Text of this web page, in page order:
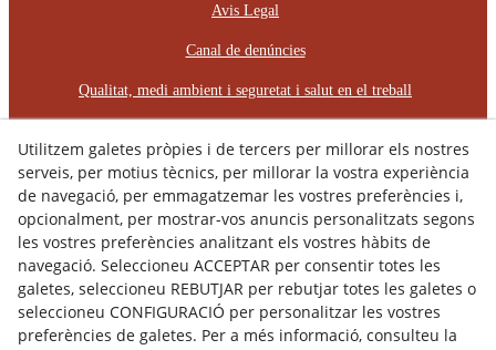
Avis Legal
Canal de denúncies
Qualitat, medi ambient i seguretat i salut en el treball
Política de Privacitat
Declaració d'Accessibilitat
Pla d'Igualtat d'Oportunitats
Protocol d'Assetjament Laboral
© 08/2026 RÈCOP RESTAURACIONS
Utilitzem galetes pròpies i de tercers per millorar els nostres
serveis, per motius tècnics, per millorar la vostra experiència
de navegació, per emmagatzemar les vostres preferències i,
opcionalment, per mostrar-vos anuncis personalitzats segons
les vostres preferències analitzant els vostres hàbits de
navegació. Seleccioneu ACCEPTAR per consentir totes les
galetes, seleccioneu REBUTJAR per rebutjar totes les galetes o
seleccioneu CONFIGURACIÓ per personalitzar les vostres
preferències de galetes. Per a més informació, consulteu la